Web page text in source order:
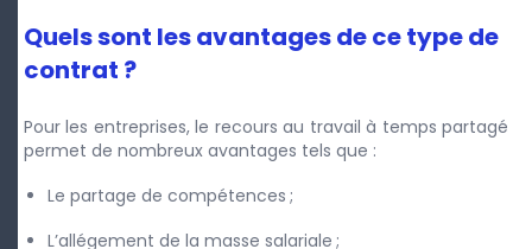
Quels sont les avantages de ce type de
contrat ?
Pour les entreprises, le recours au travail à temps partagé
permet de nombreux avantages tels que :
Le partage de compétences ;
L’allégement de la masse salariale ;